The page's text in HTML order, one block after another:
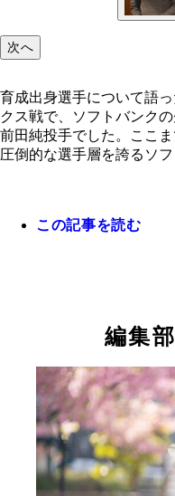
次へ
育成出身選手について語
クス戦で、ソフトバンク
前田純投手でした。ここ
圧倒的な選手層を誇るソ
この記事を読む
編集